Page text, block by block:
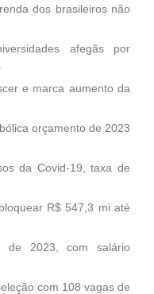
dos brasileiros não
afegãs por
e marca aumento da
orçamento de 2023
da Covid-19, taxa de
R$ 547,3 mi até
de 2023, com salário
com 108 vagas de